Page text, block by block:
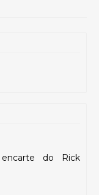
do Rick